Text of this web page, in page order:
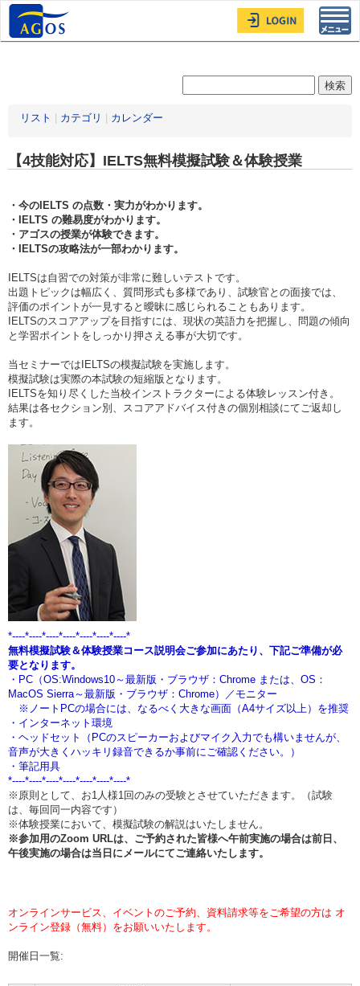
リスト カテゴリ カレンダー
【4技能対応】IELTS無料模擬試験＆体験授業
・今のIELTS の点数・実力がわかります。
・IELTS の難易度がわかります。
・アゴスの授業が体験できます。
・IELTSの攻略法が一部わかります。
IELTSは自習での対策が非常に難しいテストです。
出題トピックは幅広く、質問形式も多様であり、試験官との面接では、
評価のポイントが一見すると曖昧に感じられることもあります。
IELTSのスコアアップを目指すには、現状の英語力を把握し、問題の傾向
と学習ポイントをしっかり押さえる事が大切です。
当セミナーではIELTSの模擬試験を実施します。
模擬試験は実際の本試験の短縮版となります。
IELTSを知り尽くした当校インストラクターによる体験レッスン付き。
結果は各セクション別、スコアアドバイス付きの個別相談にてご返却し
ます。
*----*----*----*----*----*----*----*
無料模擬試験＆体験授業コース説明会ご参加にあたり、下記ご準備が必
要となります。
・PC（OS:Windows10～最新版・ブラウザ：Chrome または、OS：
MacOS Sierra～最新版・ブラウザ：Chrome）／モニター
※ノートPCの場合には、なるべく大きな画面（A4サイズ以上）を推奨
・インターネット環境
・ヘッドセット（PCのスピーカーおよびマイク入力でも構いませんが、
音声が大きくハッキリ録音できるか事前にご確認ください。）
・筆記用具
*----*----*----*----*----*----*----*
※原則として、お1人様1回のみの受験とさせていただきます。（試験
は、毎回同一内容です）
※体験授業において、模擬試験の解説はいたしません。
※参加用のZoom URLは、ご予約された皆様へ午前実施の場合は前日、
午後実施の場合は当日 にメールにてご連絡いたします。
オンラインサービス、イベントのご予約、資料請求等をご希望の方は オ
ンライン登録（無料）をお願いいたします。
開催日一覧: